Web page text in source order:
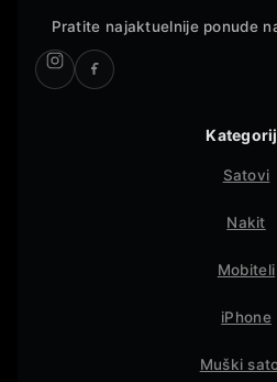
Pratite najaktuelnije ponude
Satovi
Nakit
Mobiteli
iPhone
Muški